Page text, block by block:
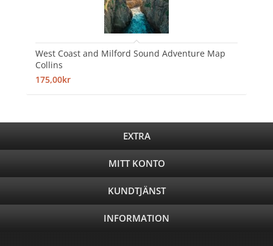
West Coast and Milford Sound Adventure Map
Collins
175,00kr
EXTRA
MITT KONTO
KUNDTJÄNST
INFORMATION